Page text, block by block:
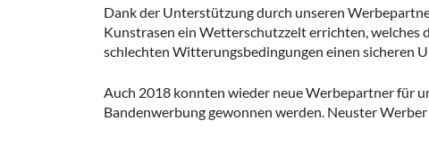
Dank der Unterstützung durch unseren
Kunstrasen ein Wetterschutzzelt errichten, welches
schlechten Witterungsbedingungen einen sicheren
Auch 2018 konnten wieder neue Werbepartner für
Bandenwerbung gewonnen werden. Neuster